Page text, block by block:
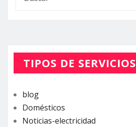
TIPOS DE SERVICIOS
blog
Domésticos
Noticias-electricidad